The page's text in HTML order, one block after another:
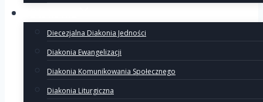
Diecezjalna Diakonia Jedności
Diakonia Ewangelizacji
Diakonia Komunikowania Społecznego
Diakonia Liturgiczna